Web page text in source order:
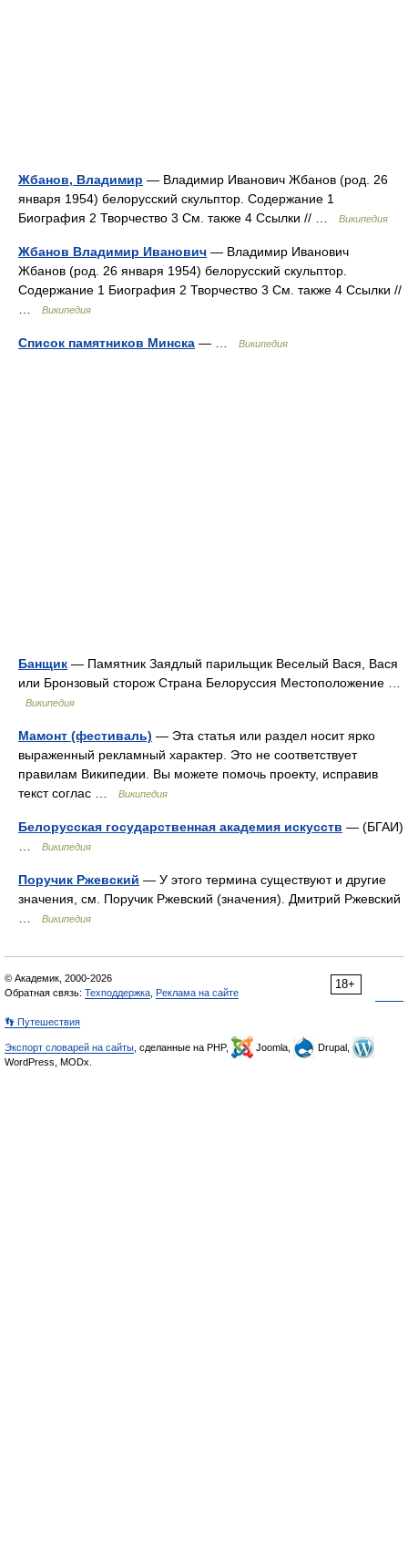
Жбанов, Владимир — Владимир Иванович Жбанов (род. 26
января 1954) белорусский скульптор. Содержание 1
Биография 2 Творчество 3 См. также 4 Ссылки // …
Википедия
Жбанов Владимир Иванович — Владимир Иванович
Жбанов (род. 26 января 1954) белорусский скульптор.
Содержание 1 Биография 2 Творчество 3 См. также 4 Ссылки //
Википедия
Список памятников Минска — … Википедия
Банщик — Памятник Заядлый парильщик Веселый Вася, Вася
или Бронзовый сторож Страна Белоруссия Местоположение …
Википедия
Мамонт (фестиваль) — Эта статья или раздел носит ярко
выраженный рекламный характер. Это не соответствует
правилам Википедии. Вы можете помочь проекту, исправив
текст соглас …
Википедия
Белорусская государственная академия искусств — (БГАИ)
Википедия
Поручик Ржевский — У этого термина существуют и другие
значения, см. Поручик Ржевский (значения). Дмитрий Ржевский
Википедия
18+
© Академик, 2000-2026
Обратная связь: Техподдержка Реклама на сайте
👣 Путешествия
Экспорт словарей на сайты , сделанные на PHP, Joomla,
Drupal,
WordPress, MODx.